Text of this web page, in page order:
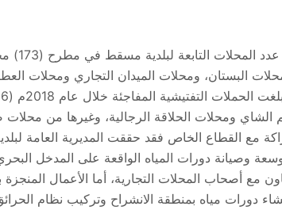
ويبلغ
البستان، ومحلات الميدان التجاري ومحلات
الشاي ومحلات الحلاقة الرجالية، وغيرها من محلات
مع القطاع الخاص فقد حققت المديرية العامة
وصيانة دورات المياه الواقعة على
مع أصحاب المحلات التجارية، أما الأعمال المنجزة
دورات مياه بمنطقة الانشراح وتركيب نظام